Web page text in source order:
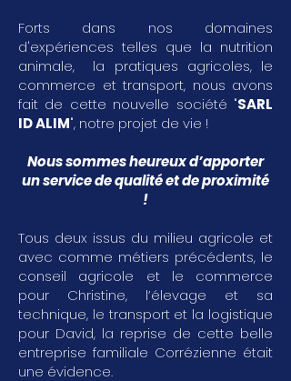
Forts dans nos domaines
d'expériences telles que la nutrition
animale, la pratiques agricoles, le
commerce et transport, nous avons
fait de cette nouvelle société "SARL
ID ALIM", notre projet de vie !
Nous sommes heureux d’apporter
un service de qualité et de proximité
!
Tous deux issus du milieu agricole et
avec comme métiers précédents, le
conseil agricole et le commerce
pour Christine, l’élevage et sa
technique, le transport et la logistique
pour David, la reprise de cette belle
entreprise familiale Corrézienne était
une évidence.